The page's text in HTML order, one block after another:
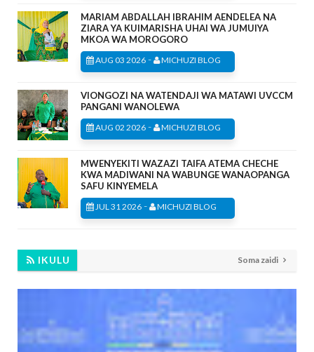
MARIAM ABDALLAH IBRAHIM AENDELEA NA
ZIARA YA KUIMARISHA UHAI WA JUMUIYA
MKOA WA MOROGORO
AUG 03 2026 - MICHUZI BLOG
VIONGOZI NA WATENDAJI WA MATAWI UVCCM
PANGANI WANOLEWA
AUG 02 2026 - MICHUZI BLOG
MWENYEKITI WAZAZI TAIFA ATEMA CHECHE
KWA MADIWANI NA WABUNGE WANAOPANGA
SAFU KINYEMELA
JUL 31 2026 - MICHUZI BLOG
IKULU Soma zaidi